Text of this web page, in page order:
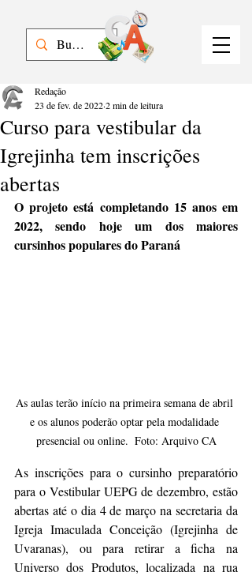
Curso para vestibular da
Igrejinha tem inscrições
abertas
Redação
23 de fev. de 20222 min de leitura
O projeto está completando 15 anos em
2022, sendo hoje um dos maiores
cursinhos populares do Paraná
As aulas terão início na primeira semana de abril
e os alunos poderão optar pela modalidade
presencial ou online.  Foto: Arquivo CA
As inscrições para o cursinho preparatório
para o Vestibular UEPG de dezembro, estão
abertas até o dia 4 de março na secretaria da
Igreja Imaculada Conceição (Igrejinha de
Uvaranas), ou para retirar a ficha na
Universo dos Produtos, localizada na rua